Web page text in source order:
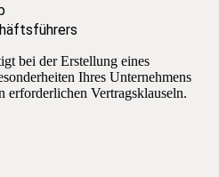
bei der Erstellung eines
Ihres Unternehmens
erforderlichen Vertragsklauseln.